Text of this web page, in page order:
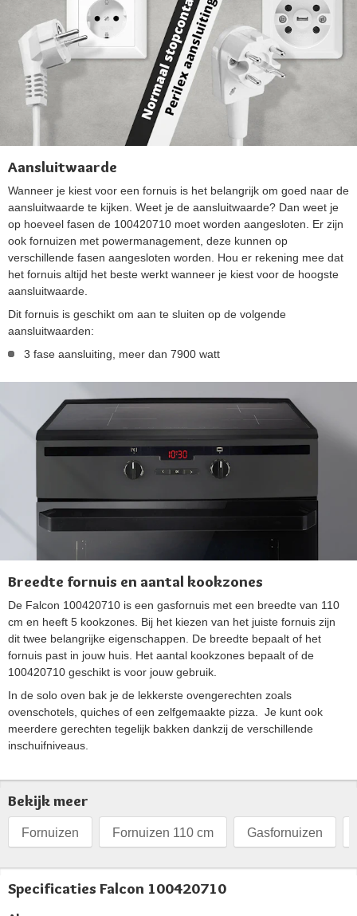
Aansluitwaarde
Wanneer je kiest voor een fornuis is het belangrijk om goed naar de
aansluitwaarde te kijken. Weet je de aansluitwaarde? Dan weet je
op hoeveel fasen de 100420710 moet worden aangesloten. Er zijn
ook fornuizen met powermanagement, deze kunnen op
verschillende fasen aangesloten worden. Hou er rekening mee dat
het fornuis altijd het beste werkt wanneer je kiest voor de hoogste
aansluitwaarde.
Dit fornuis is geschikt om aan te sluiten op de volgende
aansluitwaarden:
3 fase aansluiting, meer dan 7900 watt
Breedte fornuis en aantal kookzones
De Falcon 100420710 is een gasfornuis met een breedte van 110
cm en heeft 5 kookzones. Bij het kiezen van het juiste fornuis zijn
dit twee belangrijke eigenschappen. De breedte bepaalt of het
fornuis past in jouw huis. Het aantal kookzones bepaalt of de
100420710 geschikt is voor jouw gebruik.
In de solo oven bak je de lekkerste ovengerechten zoals
ovenschotels, quiches of een zelfgemaakte pizza. Je kunt ook
meerdere gerechten tegelijk bakken dankzij de verschillende
inschuifniveaus.
Bekijk meer
Fornuizen Fornuizen 110 cm Gasfornuizen
Specificaties Falcon 100420710